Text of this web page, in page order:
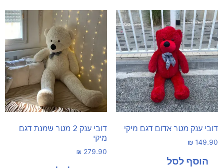
דובי ענק מטר אדום דגם מיקי
₪ 149.90
דובי ענק 2 מטר שמנת דגם
מיקי
₪ 279.90